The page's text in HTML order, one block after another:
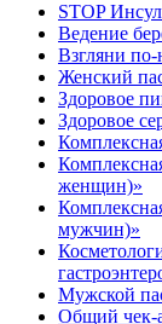
STOP
Ведение
Взгляни
Женский
Здоровое
Здоровое
женщин)»
мужчин)»
Мужской
Общий чек-